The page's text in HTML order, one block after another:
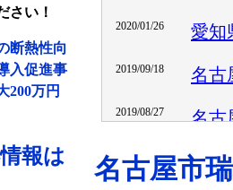
名古屋市
さい！